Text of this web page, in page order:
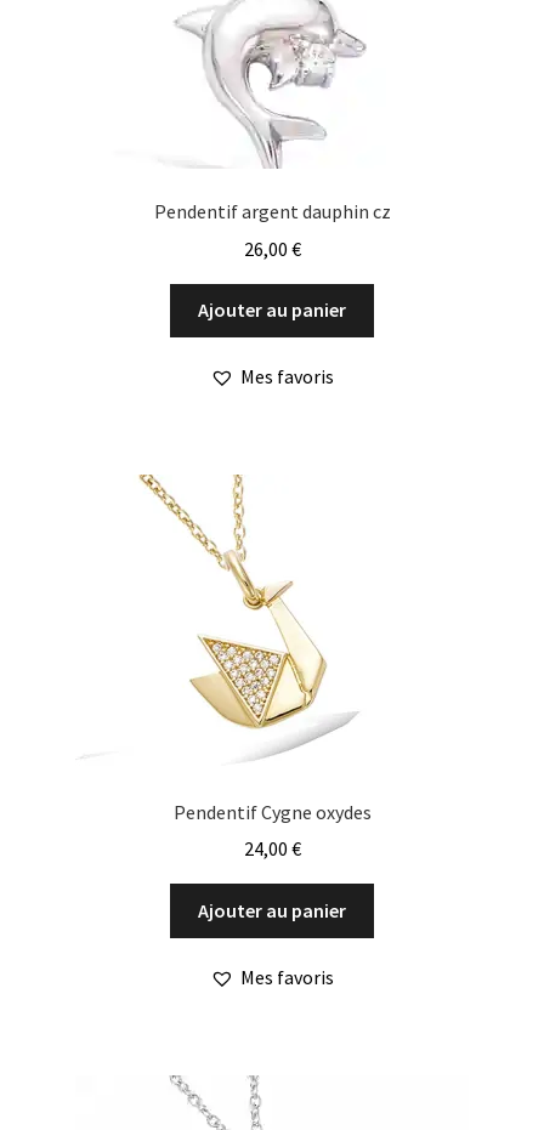
Pendentif argent dauphin cz
26,00 €
Ajouter au panier
Mes favoris
Pendentif Cygne oxydes
24,00 €
Ajouter au panier
Mes favoris